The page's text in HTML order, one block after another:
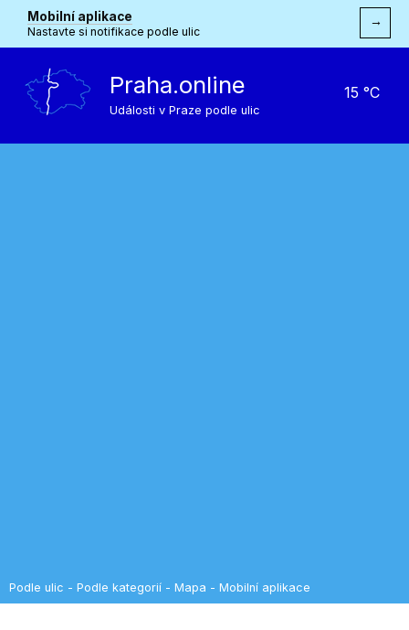
Mobilní aplikace
Nastavte si notifikace podle ulic
→
Praha.online
Události v Praze podle ulic
15 °C
Podle ulic - Podle kategorií - Mapa - Mobilní aplikace